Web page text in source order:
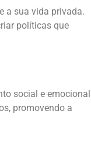
a sua vida privada.
políticas que
social e emocional
promovendo a